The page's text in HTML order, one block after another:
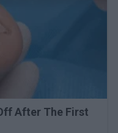
After The First